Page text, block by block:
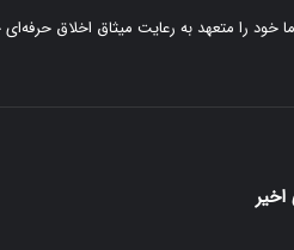
خود را متعهد به رعایت میثاق اخلاق